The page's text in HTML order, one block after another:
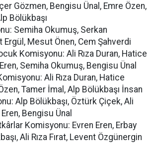
Gözmen, Bengisu Ünal, Emre Özen,
Bölükbaşı
Semiha Okumuş, Serkan
Ergül, Mesut Önen, Cem Şahverdi
Komisyonu: Ali Rıza Duran, Hatice
Semiha Okumuş, Bengisu Ünal
Ali Rıza Duran, Hatice
Tamer İmal, Alp Bölükbaşı İnsan
Alp Bölükbaşı, Öztürk Çiçek, Ali
Eren, Bengisu Ünal
Komisyonu: Evren Eren, Erbay
Ali Rıza Fırat, Levent Özgünergin